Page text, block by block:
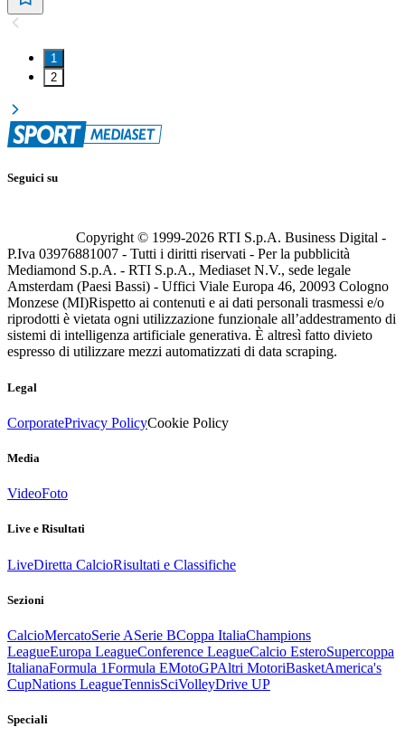
1
2
Seguici su
Copyright © 1999-2026 RTI S.p.A. Business Digital -
P.Iva 03976881007 - Tutti i diritti riservati - Per la pubblicità
Mediamond S.p.A. - RTI S.p.A., Mediaset N.V., sede legale
Amsterdam (Paesi Bassi) - Uffici Viale Europa 46, 20093 Cologno
Monzese (MI)Rispetto ai contenuti e ai dati personali trasmessi e/o
riprodotti è vietata ogni utilizzazione funzionale all’addestramento di
sistemi di intelligenza artificiale generativa. È altresì fatto divieto
espresso di utilizzare mezzi automatizzati di data scraping.
Legal
CorporatePrivacy PolicyCookie Policy
Media
VideoFoto
Live e Risultati
LiveDiretta CalcioRisultati e Classifiche
Sezioni
CalcioMercatoSerie ASerie BCoppa ItaliaChampions
LeagueEuropa LeagueConference LeagueCalcio EsteroSupercoppa
ItalianaFormula 1Formula EMotoGPAltri MotoriBasketAmerica's
CupNations LeagueTennisSciVolleyDrive UP
Speciali